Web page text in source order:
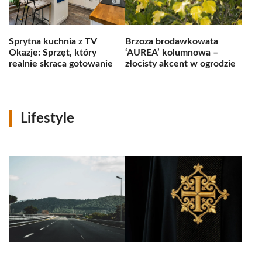
Sprytna kuchnia z TV
Okazje: Sprzęt, który
realnie skraca gotowanie
Brzoza brodawkowata
‘AUREA’ kolumnowa –
złocisty akcent w ogrodzie
Lifestyle